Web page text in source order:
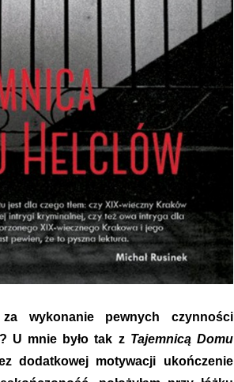
wykonanie pewnych czynności
U mnie było tak z Tajemnicą Domu
dodatkowej motywacji ukończenie